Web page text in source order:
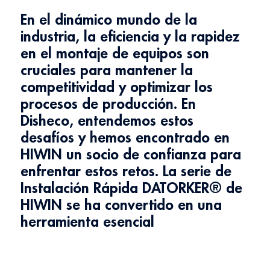
En el dinámico mundo de la
industria, la eficiencia y la rapidez
en el montaje de equipos son
cruciales para mantener la
competitividad y optimizar los
procesos de producción. En
Disheco, entendemos estos
desafíos y hemos encontrado en
HIWIN un socio de confianza para
enfrentar estos retos. La serie de
Instalación Rápida DATORKER® de
HIWIN se ha convertido en una
herramienta esencial